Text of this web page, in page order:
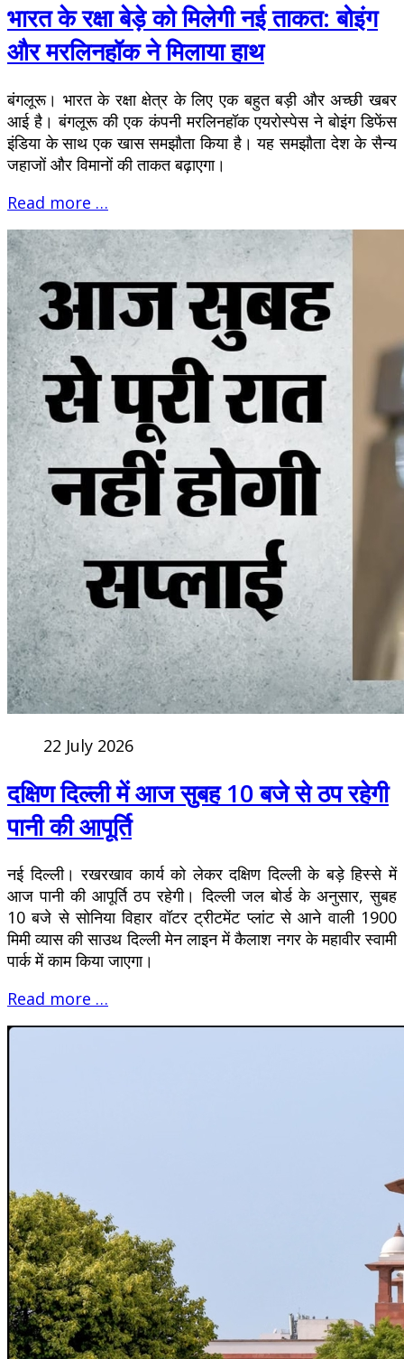
भारत के रक्षा बेड़े को मिलेगी नई ताकत: बोइंग
और मरलिनहॉक ने मिलाया हाथ
बंगलूरू। भारत के रक्षा क्षेत्र के लिए एक बहुत बड़ी और अच्छी खबर
आई है। बंगलूरू की एक कंपनी मरलिनहॉक एयरोस्पेस ने बोइंग डिफेंस
इंडिया के साथ एक खास समझौता किया है। यह समझौता देश के सैन्य
जहाजों और विमानों की ताकत बढ़ाएगा।
Read more …
22 July 2026
दक्षिण दिल्ली में आज सुबह 10 बजे से ठप रहेगी
पानी की आपूर्ति
नई दिल्ली। रखरखाव कार्य को लेकर दक्षिण दिल्ली के बड़े हिस्से में
आज पानी की आपूर्ति ठप रहेगी। दिल्ली जल बोर्ड के अनुसार, सुबह
10 बजे से सोनिया विहार वॉटर ट्रीटमेंट प्लांट से आने वाली 1900
मिमी व्यास की साउथ दिल्ली मेन लाइन में कैलाश नगर के महावीर स्वामी
पार्क में काम किया जाएगा।
Read more …